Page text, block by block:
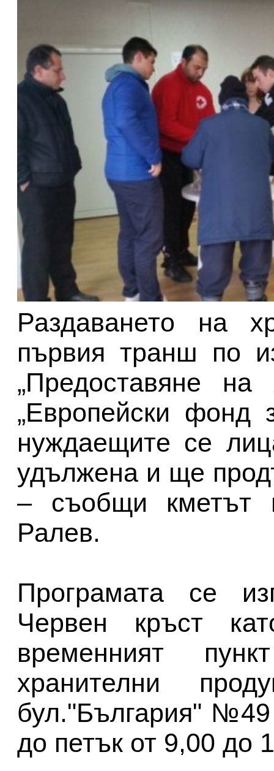
Раздаването на
първия транш по
„Предоставяне на
„Европейски фонд
нуждаещите се
удължена и ще
– съобщи кметът
Ралев.
Програмата се
Червен кръст
временният
хранителни
бул."България" №49
до петък от 9,00 до